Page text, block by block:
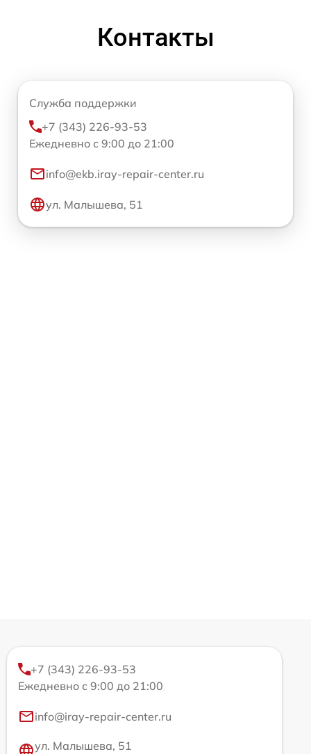
Контакты
Служба поддержки
+7 (343) 226-93-53
Ежедневно с 9:00 до 21:00
info@ekb.iray-repair-center.ru
ул. Малышева, 51
+7 (343) 226-93-53
Ежедневно с 9:00 до 21:00
info@iray-repair-center.ru
ул. Малышева, 51